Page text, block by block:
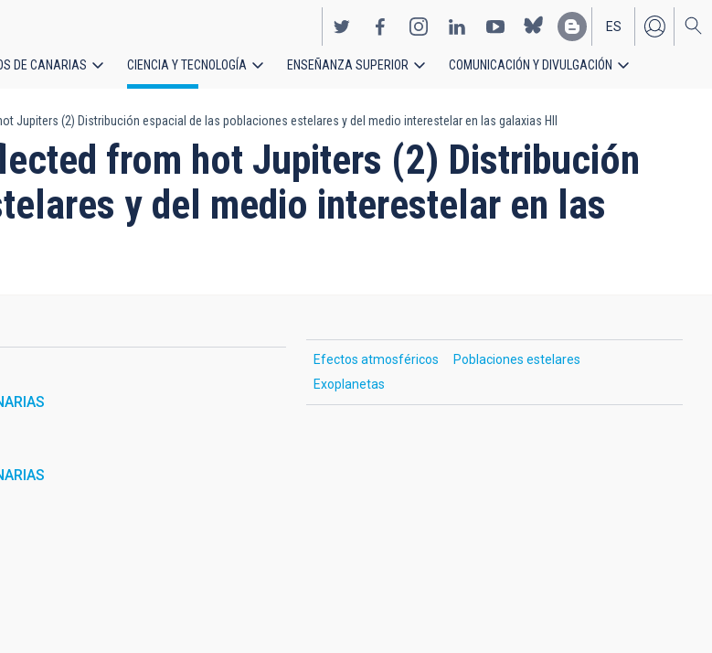
EN
ES
DE CANARIAS CIENCIA Y TECNOLOGÍA ENSEÑANZA SUPERIOR COMUNICACIÓN Y DIVULGACIÓN
Jupiters (2) Distribución espacial de las poblaciones estelares y del medio interestelar en las galaxias HII
from hot Jupiters (2) Distribución
y del medio interestelar en las
Efectos atmosféricos
Poblaciones estelares
Exoplanetas